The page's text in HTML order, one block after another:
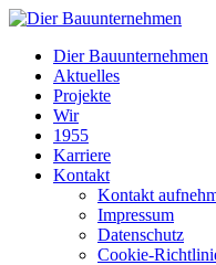
Dier Bauunternehmen
Aktuelles
Projekte
Wir
1955
Karriere
Kontakt
Kontakt
Impressum
Datenschutz
Cookie-